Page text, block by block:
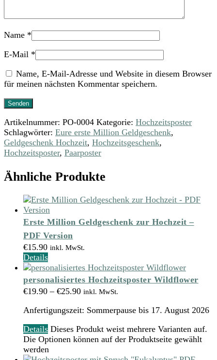
Name *
E-Mail *
Name, E-Mail-Adresse und Website in diesem Browser
für meinen nächsten Kommentar speichern.
Artikelnummer: PO-0004 Kategorie: Hochzeitsposter
Schlagwörter: Eure erste Million Geldgeschenk,
Geldgeschenk Hochzeit, Hochzeitsgeschenk,
Hochzeitsposter, Paarposter
Ähnliche Produkte
Erste Million Geldgeschenk zur Hochzeit –
PDF Version
€15.90 inkl. MwSt.
Details
personalisiertes Hochzeitsposter Wildflower
€19.90 – €25.90 inkl. MwSt.
Anfertigungszeit: Sommerpause bis 17. August 2026
Details Dieses Produkt weist mehrere Varianten auf.
Die Optionen können auf der Produktseite gewählt
werden